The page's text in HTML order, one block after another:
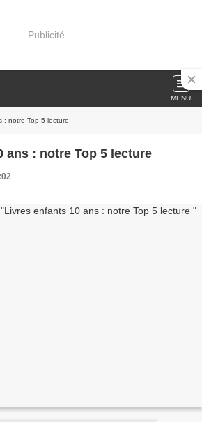
Publicité
MENU
: notre Top 5 lecture
ans : notre Top 5 lecture